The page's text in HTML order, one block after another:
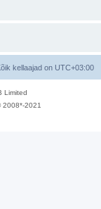
kellaajad on UTC+03:00
Limited
2008*-2021